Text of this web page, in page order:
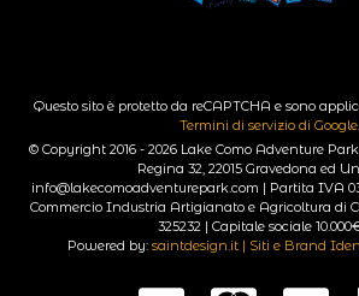
Questo sito è protetto da reCAPTCHA e sono
Termini di servizio di Google
© Copyright 2016 - 2026 Lake Como Adventure
Regina 32, 22015 Gravedona ed
info@lakecomoadventurepark.com | Partita IVA
Commercio Industria Artigianato e Agricoltura di
325232 | Capitale sociale
Powered by: saintdesign.it | Siti e Brand